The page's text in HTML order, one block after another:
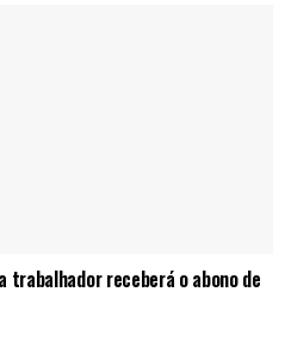
trabalhador receberá o abono de